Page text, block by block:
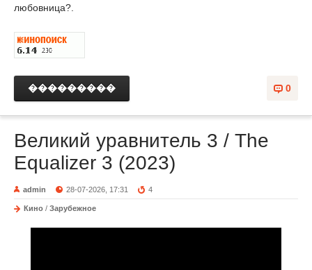
любовница?.
0
���������
Великий уравнитель 3 / The
Equalizer 3 (2023)
admin 28-07-2026, 17:31 4
Кино / Зарубежное